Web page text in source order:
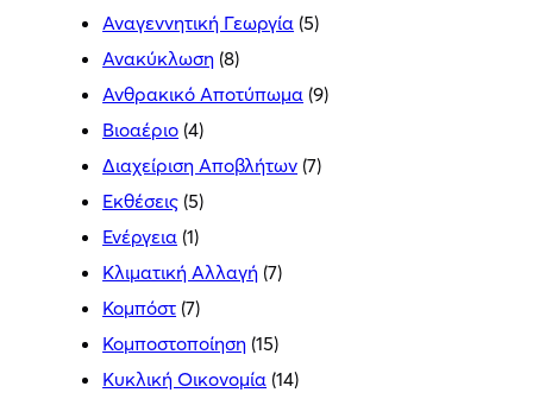
Αναγεννητική Γεωργία (5)
Ανακύκλωση (8)
Ανθρακικό Αποτύπωμα (9)
Βιοαέριο (4)
Διαχείριση Αποβλήτων (7)
Εκθέσεις (5)
Ενέργεια (1)
Κλιματική Αλλαγή (7)
Κομπόστ (7)
Κομποστοποίηση (15)
Κυκλική Οικονομία (14)